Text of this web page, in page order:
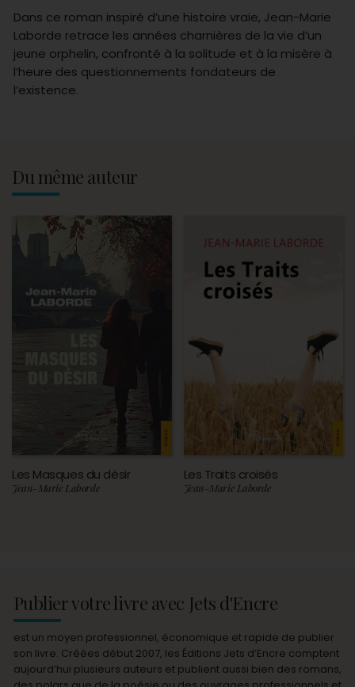
Dans ce roman inspiré d’une histoire vraie, Jean-Marie
Laborde retrace les années charnières de la vie d’un
jeune orphelin, confronté à la solitude et à la misère à
l’heure des questionnements fondateurs de
l’existence.
Du même auteur
Les Masques du désir
Jean-Marie Laborde
Les Traits croisés
Jean-Marie Laborde
Publier votre livre avec Jets d'Encre
est un moyen professionnel, économique et rapide de publier
son livre. Créées début 2007, les Éditions Jets d’Encre comptent
aujourd’hui plusieurs auteurs et publient aussi bien des romans,